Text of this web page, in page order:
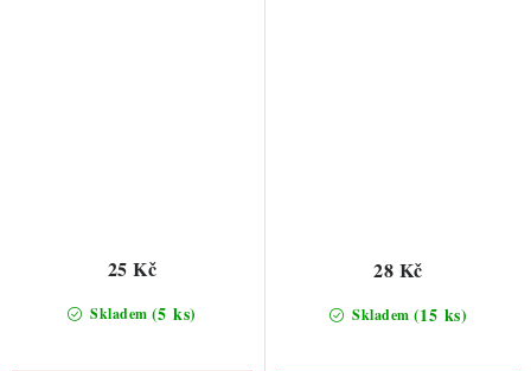
Skladem (5 ks)
25 Kč
Skladem (15 ks)
28 Kč